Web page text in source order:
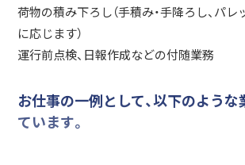
荷物の積み下ろし（手積み・手降ろし、パ
に応じます）
運行前点検、日報作成などの付随業務
お仕事の一例として、以下のよう
ています。